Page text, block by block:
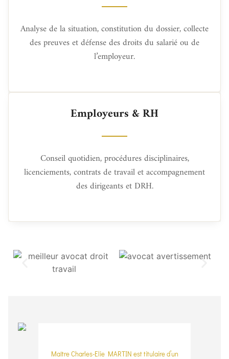
Analyse de la situation, constitution du dossier, collecte
des preuves et défense des droits du salarié ou de
l’employeur.
Employeurs & RH
Conseil quotidien, procédures disciplinaires,
licenciements, contrats de travail et accompagnement
des dirigeants et DRH.
Maître Charles-Elie MARTIN est titulaire d’un